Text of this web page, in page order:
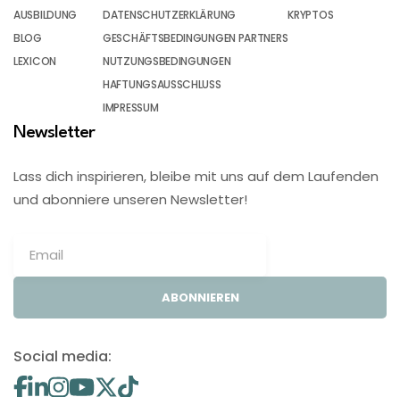
AUSBILDUNG
BLOG
LEXICON
DATENSCHUTZERKLÄRUNG
GESCHÄFTSBEDINGUNGEN PARTNERS
NUTZUNGSBEDINGUNGEN
HAFTUNGSAUSSCHLUSS
IMPRESSUM
KRYPTOS
Newsletter
Lass dich inspirieren, bleibe mit uns auf dem Laufenden
und abonniere unseren Newsletter!
ABONNIEREN
Social media: